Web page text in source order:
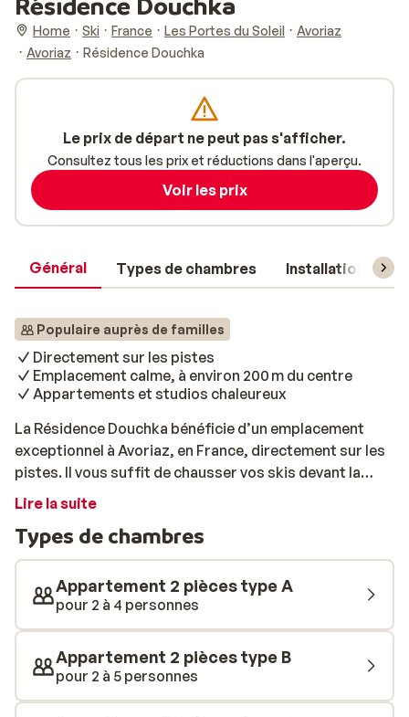
Home Ski France Les Portes du Soleil
Avoriaz
Avoriaz
Résidence Douchka
Général Types de chambres Installations
Populaire auprès de familles
Directement sur les pistes
Emplacement calme, à environ 200 m du centre
Appartements et studios chaleureux
La Résidence Douchka bénéficie d’un emplacement
exceptionnel à Avoriaz, en France, directement sur les
pistes. Il vous suffit de chausser vos skis devant la
porte pour partir à l’aventure. Tout en étant à
200 mètres, vous profitez d’un cadre calme, idéal pour
ceux qui recherchent la tranquillité sans être loin de
l’animation. Les appartements sont chaleureux et
accueillants, avec des tons boisés, un éclairage doux et
des détails soignés tels que des canapés
confortables, des coins repas avec vue et des
kitchenettes compactes. Des studios aux
appartements deux pièces, pouvant accueillir de 2 à 5
Lire la suite
Types de chambres
Appartement 2 pièces type A
pour 2 à 4 personnes
Appartement 2 pièces type B
pour 2 à 5 personnes
Le prix de départ ne peut pas s'afficher.
Consultez tous les prix et réductions dans l'aperçu.
Voir les prix